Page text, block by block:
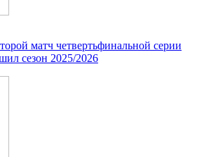
матч четвертьфинальной серии
сезон 2025/2026